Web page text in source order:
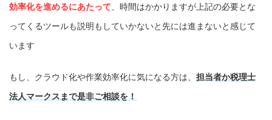
効率化を進めるにあたって 、時間はかかりますが上記の必要とな
ってくるツールも説明もしていかないと先には進まないと感じて
います
もし、クラウド化や作業効率化に気になる方は、 担当者か税理士
法人マークスまで是非ご相談を！